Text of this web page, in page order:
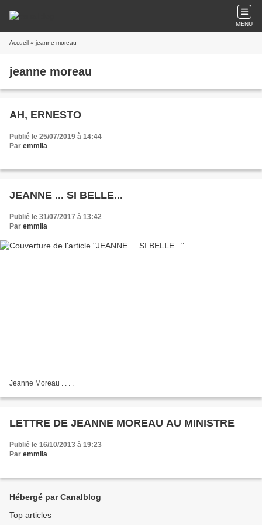
MENU
Accueil » jeanne moreau
jeanne moreau
AH, ERNESTO
Publié le 25/07/2019 à 14:44
Par emmila
JEANNE ... SI BELLE...
Publié le 31/07/2017 à 13:42
Par emmila
Jeanne Moreau . . . .
LETTRE DE JEANNE MOREAU AU MINISTRE
Publié le 16/10/2013 à 19:23
Par emmila
Hébergé par Canalblog
Top articles